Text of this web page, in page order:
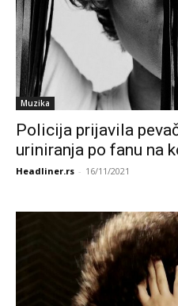
Muzika
Policija prijavila
uriniranja po fanu na
Headliner.rs - 16/11/2021